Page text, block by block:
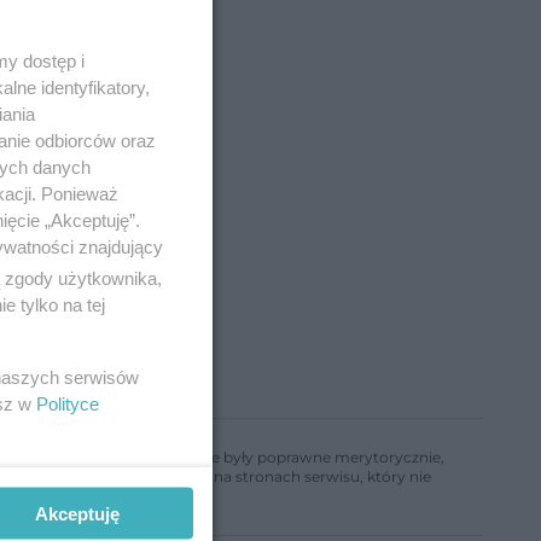
informacje w nim zawarte były poprawne merytorycznie,
informacji zamieszczonych na stronach serwisu, który nie
dostęp i
identyfikatory,
odbiorców oraz
danych
Ponieważ
„Akceptuję”.
znajdujący
użytkownika,
tylko na tej
serwisów
w Polityce
Akceptuję